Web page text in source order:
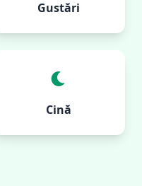
Gustări
Cină